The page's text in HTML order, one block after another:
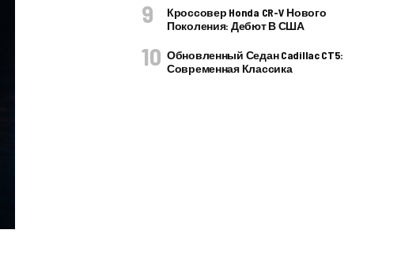
Кроссовер Honda CR-V Нового
Поколения: Дебют В США
Обновленный Седан Cadillac CT5:
Современная Классика